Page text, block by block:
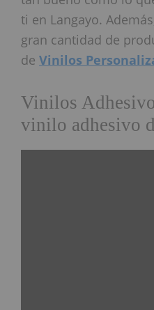
ti en Langayo.
gran cantidad de
de Vinilos
Vinilos
vinilo adhesivo